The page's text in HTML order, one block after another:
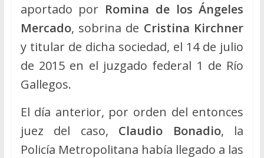
aportado por Romina de los Ángeles
Mercado, sobrina de Cristina Kirchner
y titular de dicha sociedad, el 14 de julio
de 2015 en el juzgado federal 1 de Río
Gallegos.
El día anterior, por orden del entonces
juez del caso, Claudio Bonadio, la
Policía Metropolitana había llegado a las